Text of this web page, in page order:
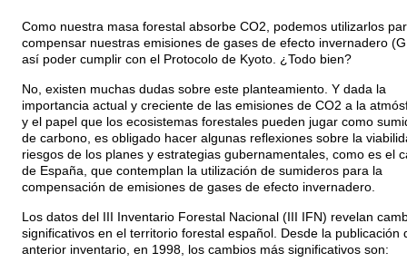
Como nuestra masa forestal absorbe CO2, podemos utilizarlos
compensar nuestras emisiones de gases de efecto invernadero
así poder cumplir con el Protocolo de Kyoto. ¿Todo bien?
No, existen muchas dudas sobre este planteamiento. Y dada la
importancia actual y creciente de las emisiones de CO2 a la
y el papel que los ecosistemas forestales pueden jugar como
de carbono, es obligado hacer algunas reflexiones sobre la
riesgos de los planes y estrategias gubernamentales, como es el
de España, que contemplan la utilización de sumideros para la
compensación de emisiones de gases de efecto invernadero.
Los datos del III Inventario Forestal Nacional (III IFN) revelan
significativos en el territorio forestal español. Desde la publicación
anterior inventario, en 1998, los cambios más significativos son: